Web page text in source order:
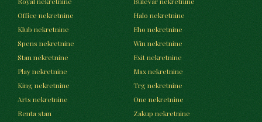
Office nekretnine
Halo nekretnine
Klub nekretnine
Eho nekretnine
Spens nekretnine
Win nekretnine
Stan nekretnine
Exit nekretnine
Play nekretnine
Max nekretnine
King nekretnine
Trg nekretnine
Arts nekretnine
One nekretnine
Renta stan
Zakup nekretnine